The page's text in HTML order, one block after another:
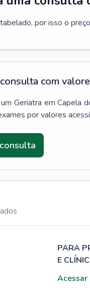
por isso o
com
Geriatra em Capela
por valores
PARA
E
Acessar